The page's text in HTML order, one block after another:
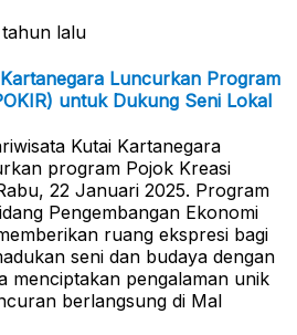
tahun lalu
Luncurkan Program
untuk Dukung Seni Lokal
Kutai Kartanegara
program Pojok Kreasi
22 Januari 2025. Program
Pengembangan Ekonomi
ruang ekspresi bagi
seni dan budaya dengan
menciptakan pengalaman unik
berlangsung di Mal